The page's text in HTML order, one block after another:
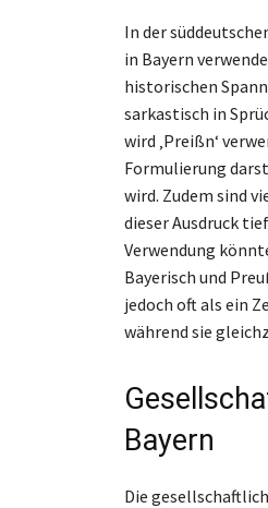
In der
in Bayern
historischen
sarkastisch in
wird ‚Preißn‘
Formulierung
wird. Zudem sind
dieser Ausdruck
Verwendung
Bayerisch und
jedoch oft als ein
während sie
Bayern
Die